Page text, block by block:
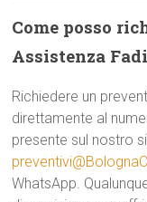
Come posso
Assistenza
Richiedere un
direttamente al
presente sul nostro
WhatsApp.